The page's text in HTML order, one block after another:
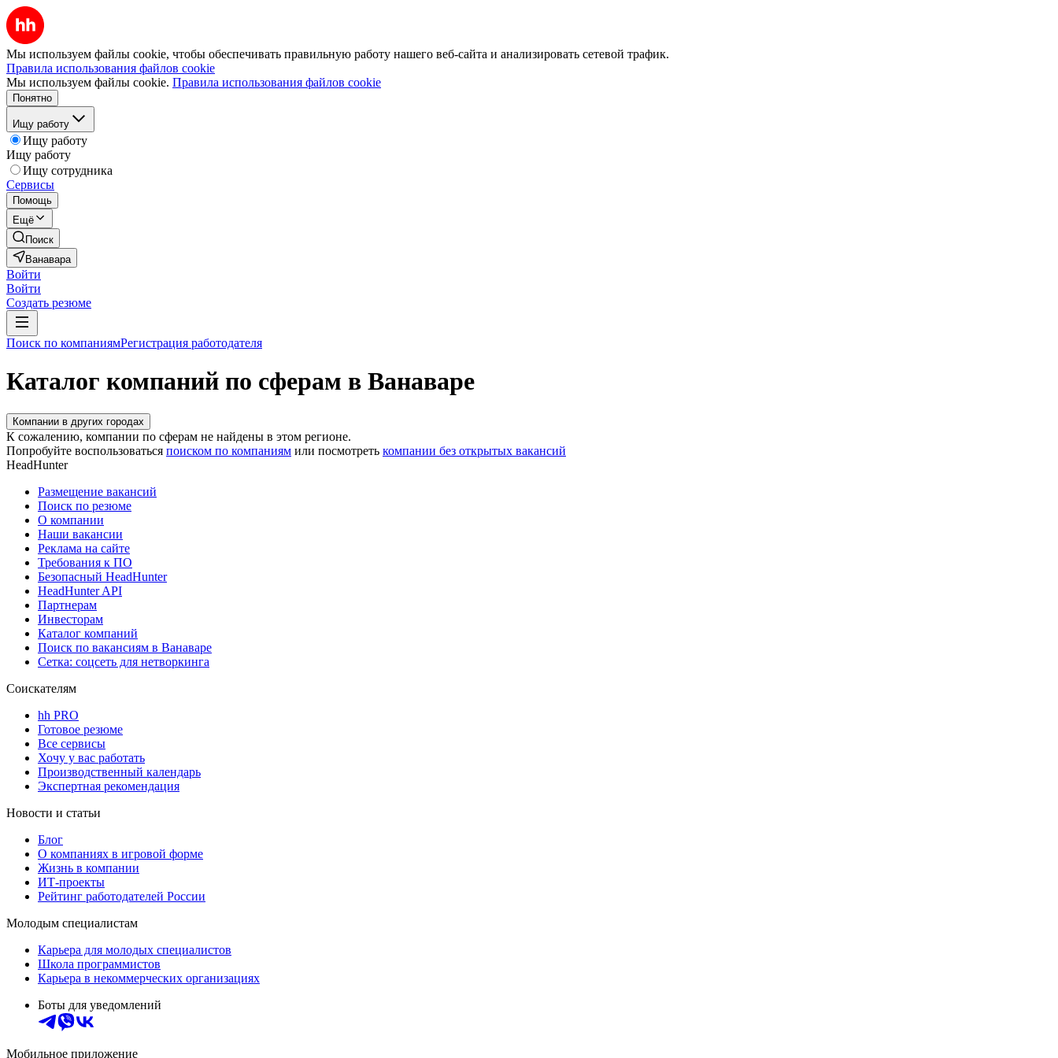
Мы используем файлы cookie, чтобы обеспечивать правильную работу нашего веб-сайта и анализировать сетевой трафик.
Правила использования файлов cookie
Мы используем файлы cookie. Правила использования файлов cookie
Понятно
Ищу работу
Ищу работу
Ищу работу
Ищу сотрудника
Сервисы
Помощь
Ещё
Поиск
Ванавара
Войти
Войти
Создать резюме
Поиск по компаниямРегистрация работодателя
Каталог компаний по сферам в Ванаваре
Компании в других городах
К сожалению, компании по сферам не найдены в этом регионе.
Попробуйте воспользоваться поиском по компаниям или посмотреть компании без открытых вакансий
HeadHunter
Размещение вакансий
Поиск по резюме
О компании
Наши вакансии
Реклама на сайте
Требования к ПО
Безопасный HeadHunter
HeadHunter API
Партнерам
Инвесторам
Каталог компаний
Поиск по вакансиям в Ванаваре
Сетка: соцсеть для нетворкинга
Соискателям
hh PRO
Готовое резюме
Все сервисы
Хочу у вас работать
Производственный календарь
Экспертная рекомендация
Новости и статьи
Блог
О компаниях в игровой форме
Жизнь в компании
ИТ-проекты
Рейтинг работодателей России
Молодым специалистам
Карьера для молодых специалистов
Школа программистов
Карьера в некоммерческих организациях
Боты для уведомлений
Мобильное приложение